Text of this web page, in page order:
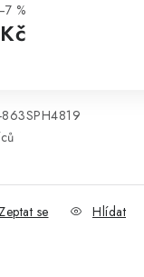
%
863SPH4819
Zeptat se Hlídat